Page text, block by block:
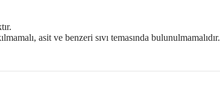
asit ve benzeri sıvı temasında bulunulmamalıdır.